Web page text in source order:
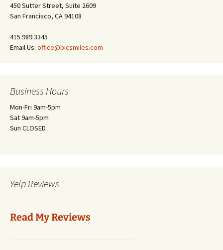
450 Sutter Street, Suite 2609
San Francisco, CA 94108
415.989.3345
Email Us: office@bicsmiles.com
Business Hours
Mon-Fri 9am-5pm
Sat 9am-5pm
Sun CLOSED
Yelp Reviews
Read My Reviews